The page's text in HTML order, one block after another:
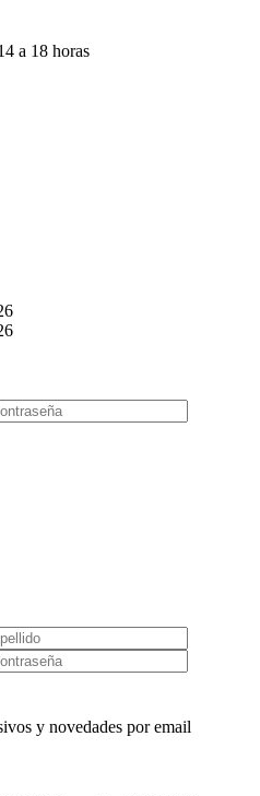
a 18 horas
y novedades por email